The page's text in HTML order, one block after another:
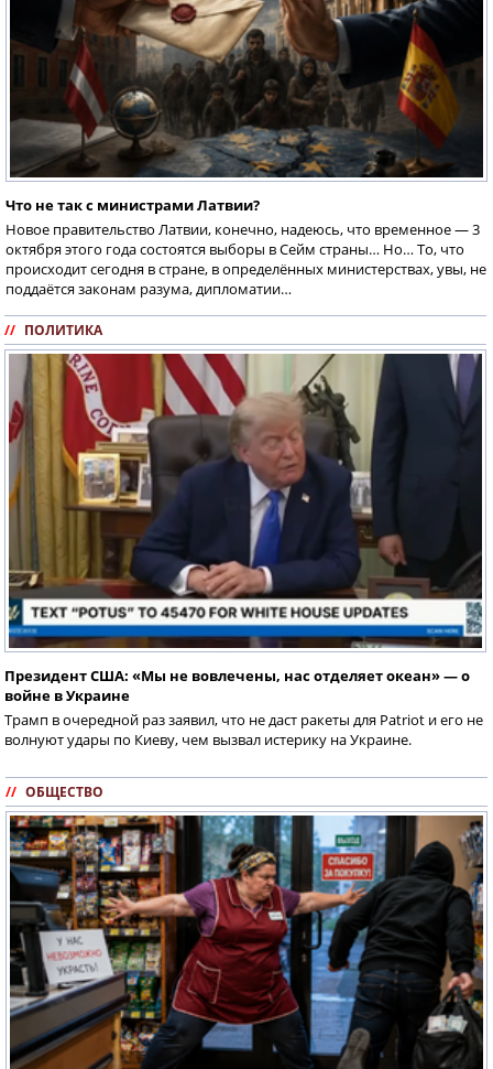
Что не так с министрами Латвии?
Новое правительство Латвии, конечно, надеюсь, что временное — 3
октября этого года состоятся выборы в Сейм страны… Но… То, что
происходит сегодня в стране, в определённых министерствах, увы, не
поддаётся законам разума, дипломатии…
// ПОЛИТИКА
Президент США: «Мы не вовлечены, нас отделяет океан» — о
войне в Украине
Трамп в очередной раз заявил, что не даст ракеты для Patriot и его не
волнуют удары по Киеву, чем вызвал истерику на Украине.
// ОБЩЕСТВО